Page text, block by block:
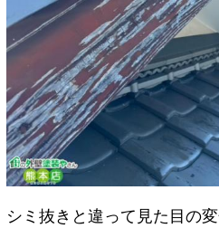
シミ抜きと違って見た目の